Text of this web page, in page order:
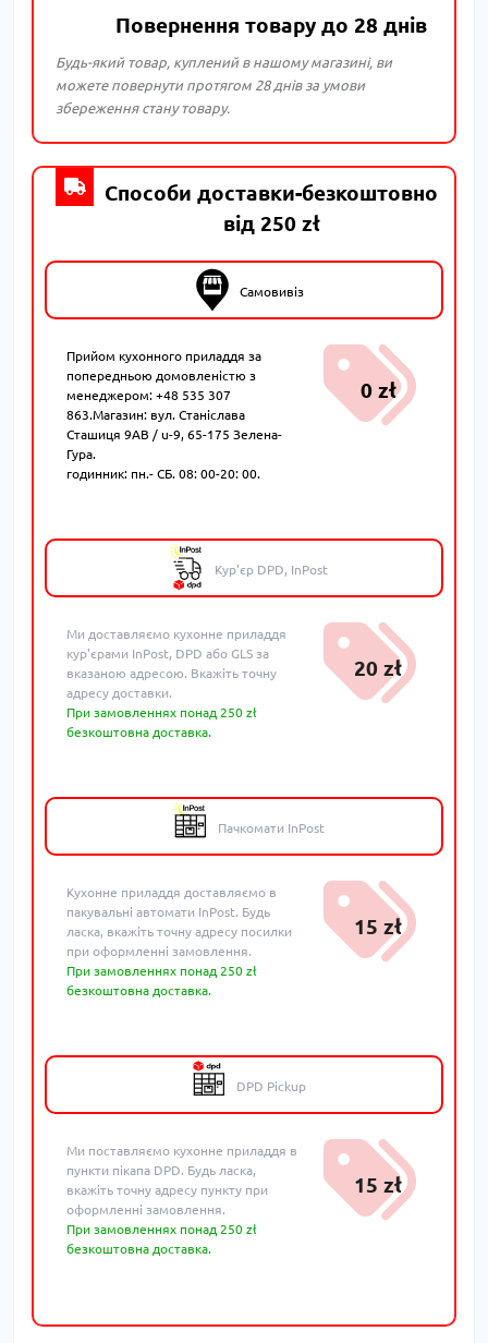
Повернення товару до 28 днів
Будь-який товар, куплений в нашому магазині, ви
можете повернути протягом 28 днів за умови
збереження стану товару.
Способи доставки-безкоштовно
від 250 zł
Самовивіз
Прийом кухонного приладдя за
попередньою домовленістю з
менеджером: +48 535 307
863.Магазин: вул. Станіслава
Сташиця 9AB / u-9, 65-175 Зелена-
Гура.
годинник: пн.- СБ. 08: 00-20: 00.
0 zł
Кур'єр DPD, InPost
Ми доставляємо кухонне приладдя
кур'єрами InPost, DPD або GLS за
вказаною адресою. Вкажіть точну
адресу доставки.
При замовленнях понад 250 zł
безкоштовна доставка.
20 zł
Пачкомати InPost
Кухонне приладдя доставляємо в
пакувальні автомати InPost. Будь
ласка, вкажіть точну адресу посилки
при оформленні замовлення.
При замовленнях понад 250 zł
безкоштовна доставка.
15 zł
DPD Pickup
Ми поставляємо кухонне приладдя в
пункти пікапа DPD. Будь ласка,
вкажіть точну адресу пункту при
оформленні замовлення.
При замовленнях понад 250 zł
безкоштовна доставка.
15 zł